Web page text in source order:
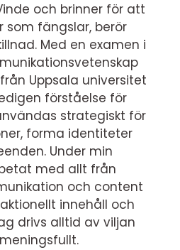
och brinner för att
som fängslar, berör
Med en examen i
Uppsala universitet
förståelse för
strategiskt för
forma identiteter
Under min
med allt från
och content
innehåll och
drivs alltid av viljan